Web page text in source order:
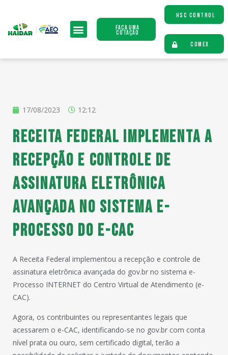
Faça uma
Cotação
HSC CONTROL
COMEX
17/08/2023 12:12
Receita Federal implementa a
recepção e controle de
assinatura eletrônica
avançada no sistema e-
Processo do e-CAC
A Receita Federal implementou a recepção e controle de
assinatura eletrônica avançada do gov.br no sistema e-
Processo INTERNET do Centro Virtual de Atendimento (e-
CAC).
Agora, os contribuintes ou representantes legais que
acessarem o e-CAC, identificando-se no gov.br com conta
nível prata ou ouro, sem certificado digital, terão a